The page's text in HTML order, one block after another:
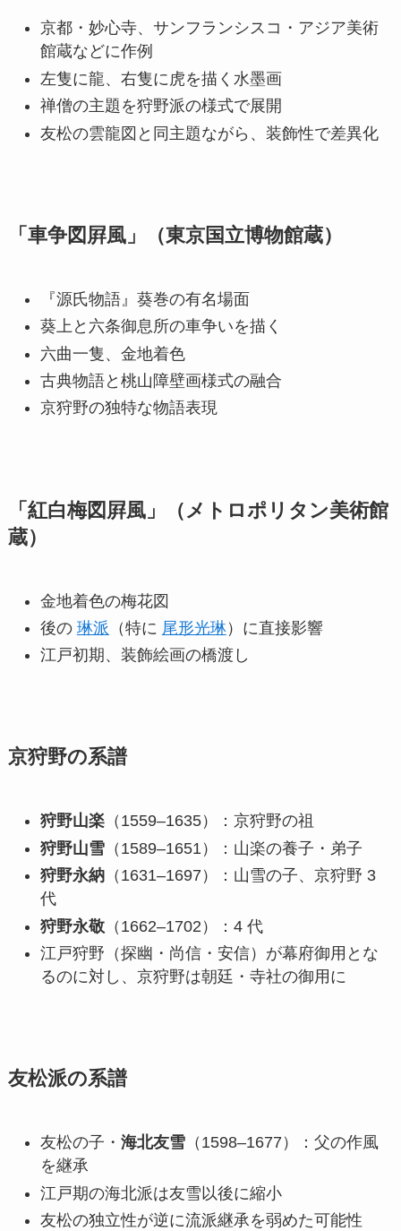
京都・妙心寺、サンフランシスコ・アジア美術
館蔵などに作例
左隻に龍、右隻に虎を描く水墨画
禅僧の主題を狩野派の様式で展開
友松の雲龍図と同主題ながら、装飾性で差異化
「車争図屛風」（東京国立博物館蔵）
『源氏物語』葵巻の有名場面
葵上と六条御息所の車争いを描く
六曲一隻、金地着色
古典物語と桃山障壁画様式の融合
京狩野の独特な物語表現
「紅白梅図屛風」（メトロポリタン美術館
蔵）
金地着色の梅花図
後の 琳派 （特に 尾形光琳）に直接影響
江戸初期、装飾絵画の橋渡し
京狩野の系譜
狩野山楽（1559–1635）：京狩野の祖
狩野山雪（1589–1651）：山楽の養子・弟子
狩野永納（1631–1697）：山雪の子、京狩野 3
代
狩野永敬（1662–1702）：4 代
江戸狩野（探幽・尚信・安信）が幕府御用とな
るのに対し、京狩野は朝廷・寺社の御用に
友松派の系譜
友松の子・ 海北友雪（1598–1677）：父の作風
を継承
江戸期の海北派は友雪以後に縮小
友松の独立性が逆に流派継承を弱めた可能性